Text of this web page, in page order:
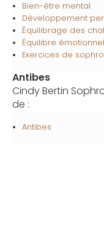
Bien-être mental
Développement
Équilibrage des
Équilibre émotionnel
Exercices de
Antibes
Cindy Bertin
de :
Antibes